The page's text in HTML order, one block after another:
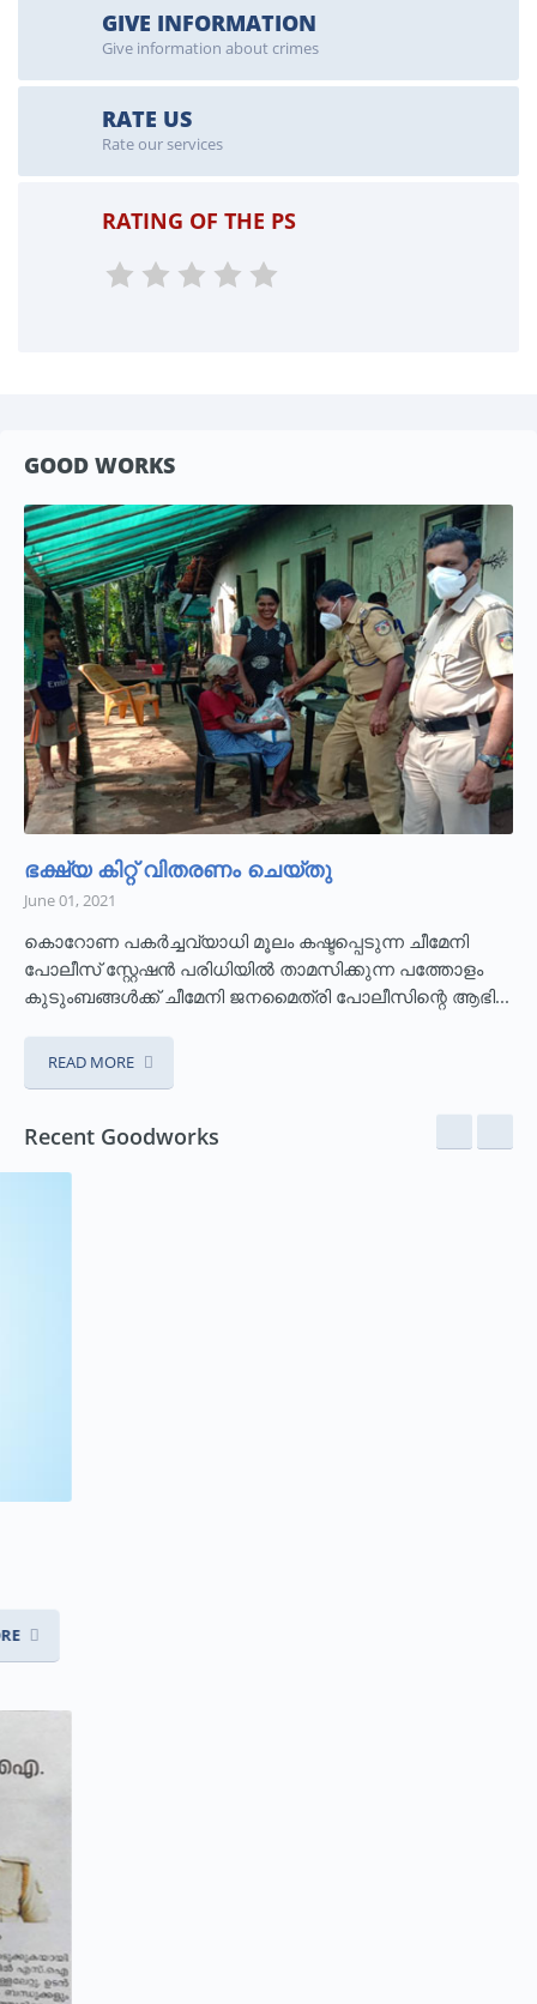
GIVE INFORMATION
Give information about crimes
RATE US
Rate our services
RATING OF THE PS
GOOD WORKS
ഭക്ഷ്യ കിറ്റ് വിതരണം ചെയ്തു
June 01, 2021
കൊറോണ പകര്‍ച്ചവ്യാധി മൂലം കഷ്ടപ്പെടുന്ന ചീമേനി
പോലീസ് സ്റ്റേഷന്‍ പരിധിയില്‍ താമസിക്കുന്ന പത്തോളം
കുടുംബങ്ങള്‍ക്ക് ചീമേനി ജനമൈത്രി പോലീസിന്റെ ആഭി...
READ MORE
Recent Goodworks